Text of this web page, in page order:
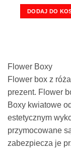
DODAJ DO
Flower Boxy
Flower box z
prezent. Flower
Boxy kwiatowe
estetycznym
przymocowane
zabezpiecza je